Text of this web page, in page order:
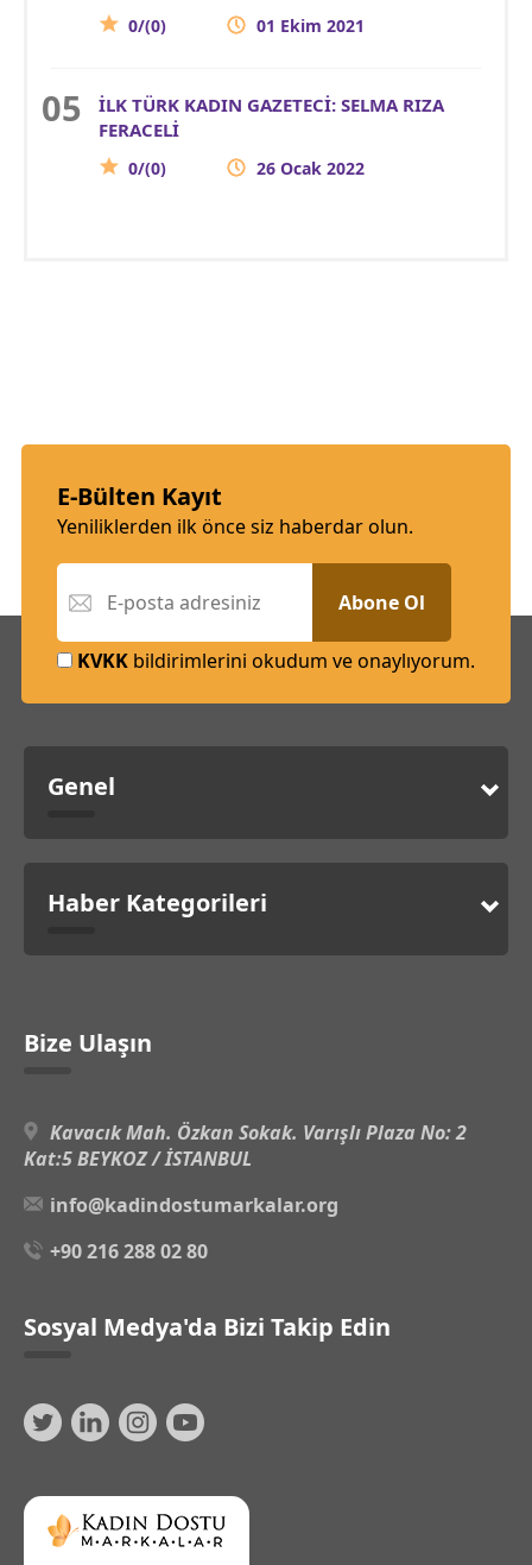
0/(0) 01 Ekim 2021
İLK TÜRK KADIN GAZETECİ: SELMA RIZA
FERACELİ
0/(0) 26 Ocak 2022
E-Bülten Kayıt
Yeniliklerden ilk önce siz haberdar olun.
Abone Ol
KVKK bildirimlerini okudum ve onaylıyorum.
Genel
Haber Kategorileri
Bize Ulaşın
Kavacık Mah. Özkan Sokak. Varışlı Plaza No: 2
Kat:5 BEYKOZ / İSTANBUL
info@kadindostumarkalar.org
+90 216 288 02 80
Sosyal Medya'da Bizi Takip Edin